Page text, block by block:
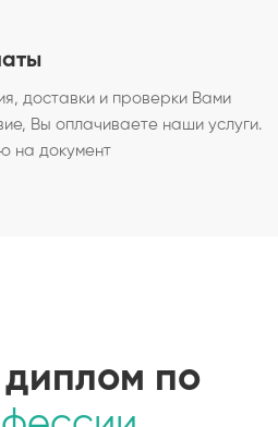
доставки и проверки Вами
Вы оплачиваете наши услуги.
на документ
диплом по